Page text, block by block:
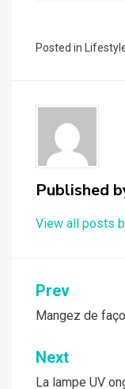
Posted in
Published
View all posts
Navigation
de
l’article
Prev
Mangez de
Next
La lampe UV